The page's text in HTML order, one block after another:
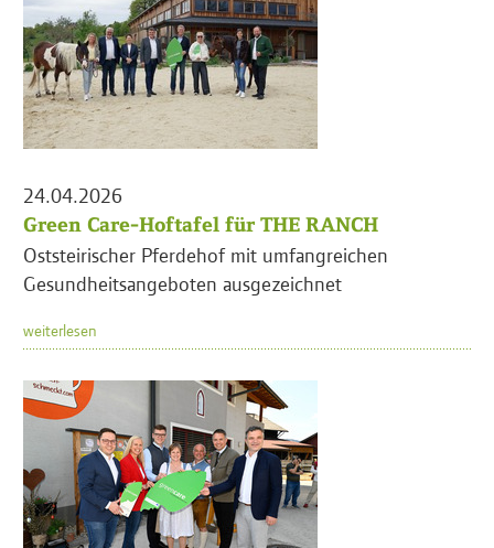
24.04.2026
Green Care-Hoftafel für THE RANCH
Oststeirischer Pferdehof mit umfangreichen
Gesundheitsangeboten ausgezeichnet
weiterlesen